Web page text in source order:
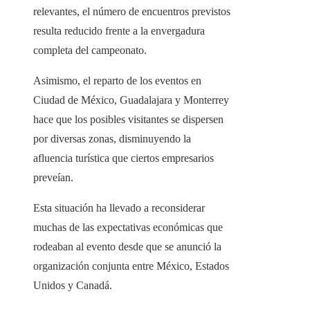
relevantes, el número de encuentros previstos
resulta reducido frente a la envergadura
completa del campeonato.
Asimismo, el reparto de los eventos en
Ciudad de México, Guadalajara y Monterrey
hace que los posibles visitantes se dispersen
por diversas zonas, disminuyendo la
afluencia turística que ciertos empresarios
preveían.
Esta situación ha llevado a reconsiderar
muchas de las expectativas económicas que
rodeaban al evento desde que se anunció la
organización conjunta entre México, Estados
Unidos y Canadá.